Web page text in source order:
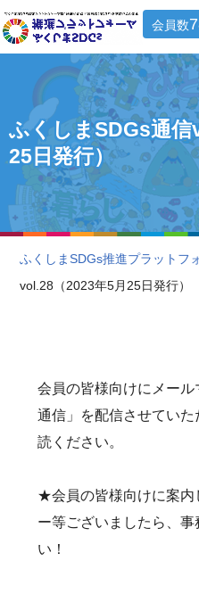
会員数
ふくしまSDGs通信
25日発行）
ふくしまSDGs推進プラットフ
vol.28（2023年5月25日発行）
会員の皆様向けにメー
通信」を配信させてい
読ください。
★会員の皆様向けに案内
ー等ございましたら、
い！